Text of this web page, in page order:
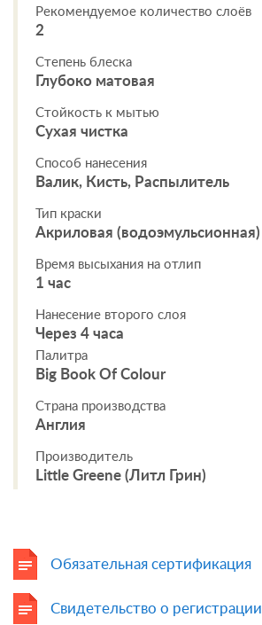
Рекомендуемое количество слоёв
2
Степень блеска
Глубоко матовая
Стойкость к мытью
Сухая чистка
Способ нанесения
Валик, Кисть, Распылитель
Тип краски
Акриловая (водоэмульсионная)
Время высыхания на отлип
1 час
Нанесение второго слоя
Через 4 часа
Палитра
Big Book Of Colour
Страна производства
Англия
Производитель
Little Greene (Литл Грин)
Обязательная сертификация
Свидетельство о регистрации